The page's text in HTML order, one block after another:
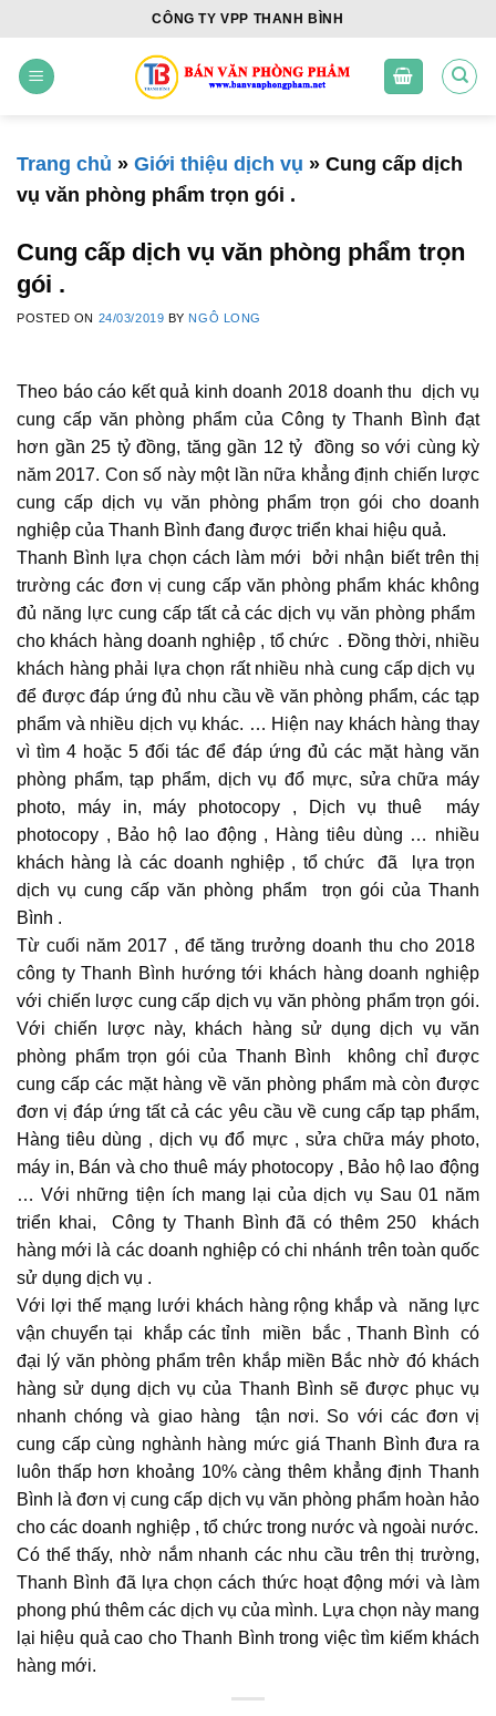
content
CÔNG TY VPP THANH BÌNH
Trang chủ » Giới thiệu dịch vụ » Cung cấp dịch
vụ văn phòng phẩm trọn gói .
Cung cấp dịch vụ văn phòng phẩm trọn
gói .
POSTED ON 24/03/2019 BY NGÔ LONG
Theo báo cáo kết quả kinh doanh 2018 doanh thu dịch vụ
cung cấp văn phòng phẩm của Công ty Thanh Bình đạt
hơn gần 25 tỷ đồng, tăng gần 12 tỷ đồng so với cùng kỳ
năm 2017. Con số này một lần nữa khẳng định chiến lược
cung cấp dịch vụ văn phòng phẩm trọn gói cho doanh
nghiệp của Thanh Bình đang được triển khai hiệu quả.
Thanh Bình lựa chọn cách làm mới bởi nhận biết trên thị
trường các đơn vị cung cấp văn phòng phẩm khác không
đủ năng lực cung cấp tất cả các dịch vụ văn phòng phẩm
cho khách hàng doanh nghiệp , tổ chức . Đồng thời, nhiều
khách hàng phải lựa chọn rất nhiều nhà cung cấp dịch vụ
để được đáp ứng đủ nhu cầu về văn phòng phẩm, các tạp
phẩm và nhiều dịch vụ khác. … Hiện nay khách hàng thay
vì tìm 4 hoặc 5 đối tác để đáp ứng đủ các mặt hàng văn
phòng phẩm, tạp phẩm, dịch vụ đổ mực, sửa chữa máy
photo, máy in, máy photocopy , Dịch vụ thuê máy
photocopy , Bảo hộ lao động , Hàng tiêu dùng … nhiều
khách hàng là các doanh nghiệp , tổ chức đã lựa trọn
dịch vụ cung cấp văn phòng phẩm trọn gói của Thanh
Bình .
Từ cuối năm 2017 , để tăng trưởng doanh thu cho 2018
công ty Thanh Bình hướng tới khách hàng doanh nghiệp
với chiến lược cung cấp dịch vụ văn phòng phẩm trọn gói.
Với chiến lược này, khách hàng sử dụng dịch vụ văn
phòng phẩm trọn gói của Thanh Bình không chỉ được
cung cấp các mặt hàng về văn phòng phẩm mà còn được
đơn vị đáp ứng tất cả các yêu cầu về cung cấp tạp phẩm,
Hàng tiêu dùng , dịch vụ đổ mực , sửa chữa máy photo,
máy in, Bán và cho thuê máy photocopy , Bảo hộ lao động
… Với những tiện ích mang lại của dịch vụ Sau 01 năm
triển khai, Công ty Thanh Bình đã có thêm 250 khách
hàng mới là các doanh nghiệp có chi nhánh trên toàn quốc
sử dụng dịch vụ .
Với lợi thế mạng lưới khách hàng rộng khắp và năng lực
vận chuyển tại khắp các tỉnh miền bắc , Thanh Bình có
đại lý văn phòng phẩm trên khắp miền Bắc nhờ đó khách
hàng sử dụng dịch vụ của Thanh Bình sẽ được phục vụ
nhanh chóng và giao hàng tận nơi. So với các đơn vị
cung cấp cùng nghành hàng mức giá Thanh Bình đưa ra
luôn thấp hơn khoảng 10% càng thêm khẳng định Thanh
Bình là đơn vị cung cấp dịch vụ văn phòng phẩm hoàn hảo
cho các doanh nghiệp , tổ chức trong nước và ngoài nước.
Có thể thấy, nhờ nắm nhanh các nhu cầu trên thị trường,
Thanh Bình đã lựa chọn cách thức hoạt động mới và làm
phong phú thêm các dịch vụ của mình. Lựa chọn này mang
lại hiệu quả cao cho Thanh Bình trong việc tìm kiếm khách
hàng mới.